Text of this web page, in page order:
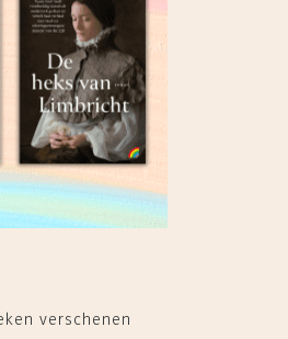
verschenen